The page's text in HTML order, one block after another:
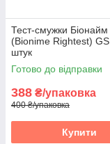
Тест-смужки Біонайм
(Bionime Rightest)
штук
Готово до відправки
388 ₴/упаковка
400 ₴/упаковка
Купити